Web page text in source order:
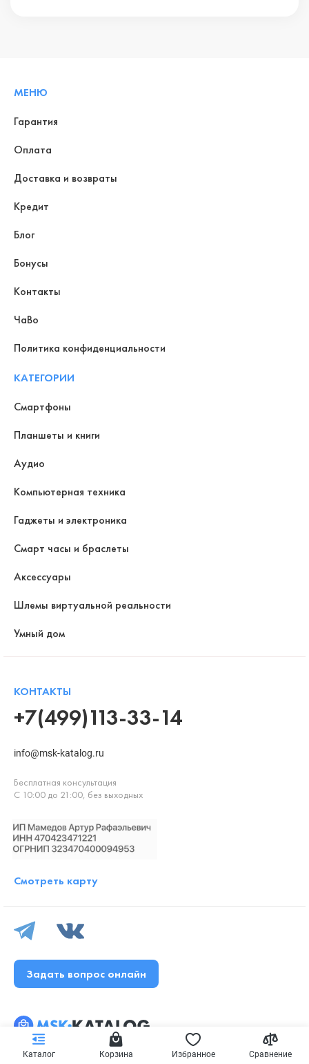
Каталог Корзина Избранное Сравнение
МЕНЮ
Гарантия
Оплата
Доставка и возвраты
Кредит
Блог
Бонусы
Контакты
ЧаВо
Политика конфиденциальности
КАТЕГОРИИ
Смартфоны
Планшеты и книги
Аудио
Компьютерная техника
Гаджеты и электроника
Смарт часы и браслеты
Аксессуары
Шлемы виртуальной реальности
Умный дом
КОНТАКТЫ
+7(499)113-33-14
info@msk-katalog.ru
Бесплатная консультация
С 10:00 до 21:00, без выходных
Смотреть карту
Задать вопрос онлайн